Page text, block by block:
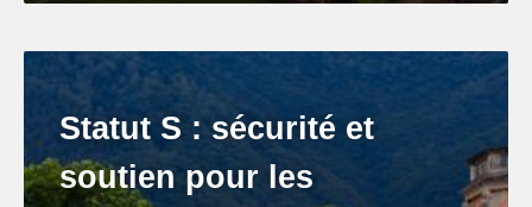
Statut S : sécurité et
soutien pour les